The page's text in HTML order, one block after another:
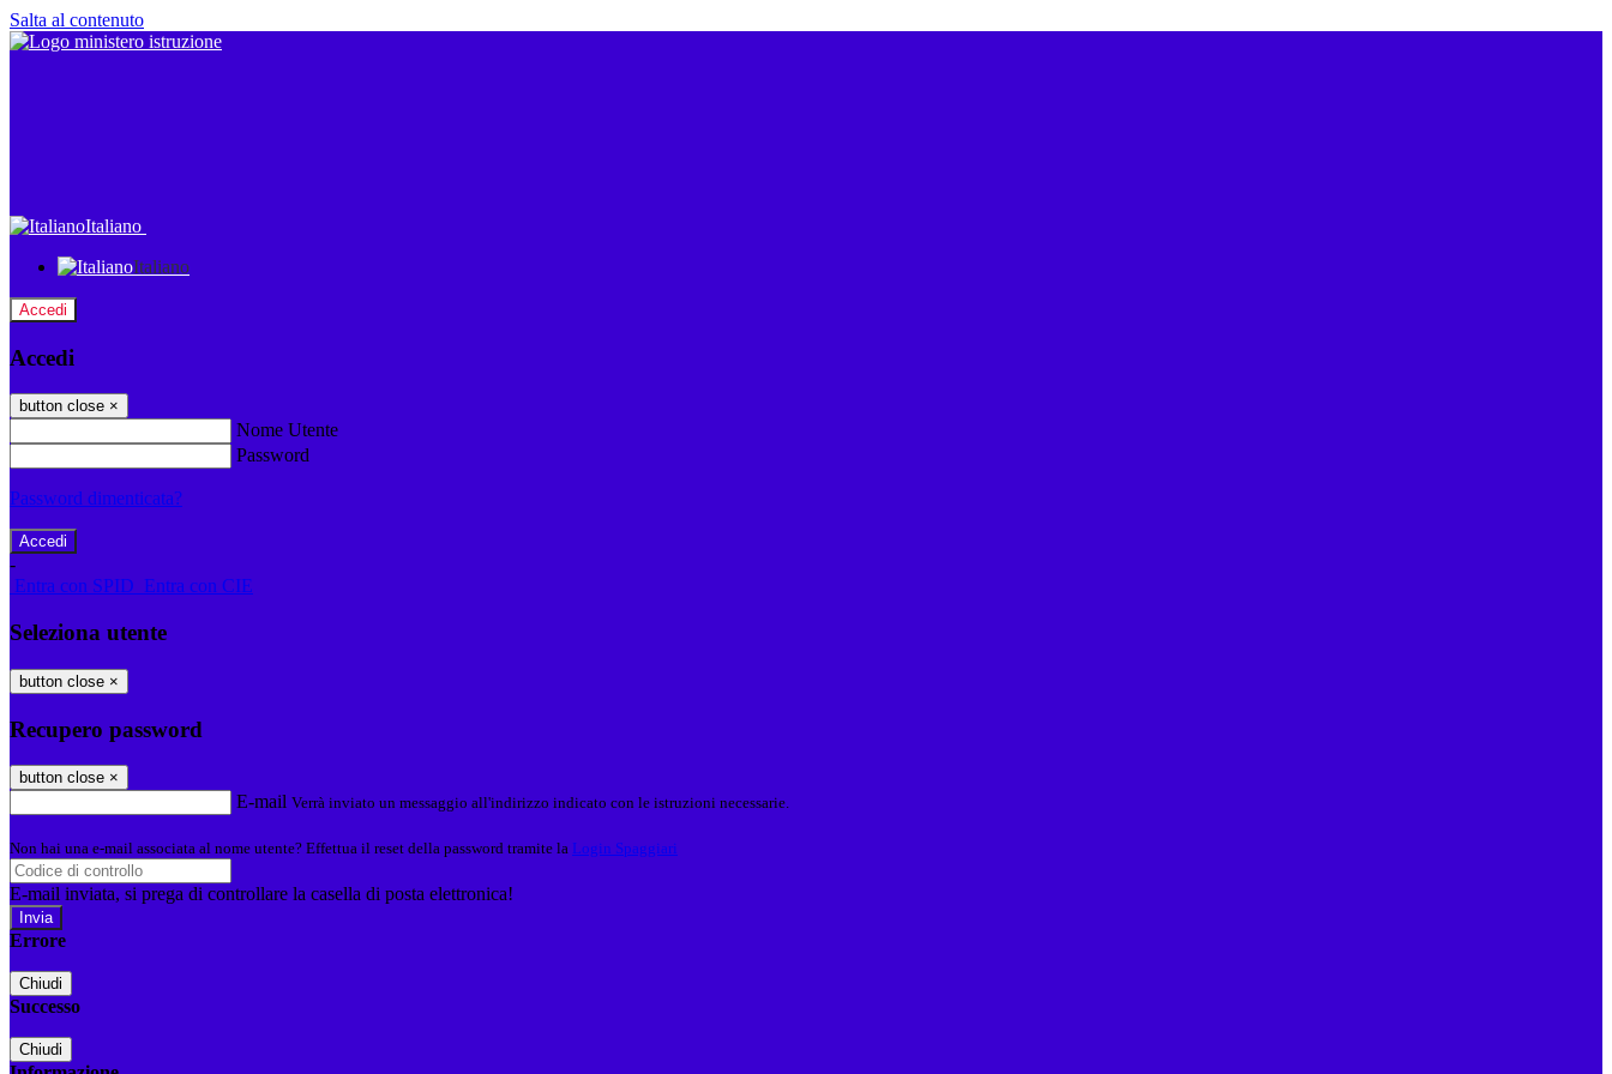
Salta al contenuto
Italiano
Italiano
Accedi
Accedi
button close ×
Nome Utente
Password
Password dimenticata?
-
Entra con SPID Entra con CIE
Seleziona utente
button close ×
Recupero password
button close ×
E-mail Verrà inviato un messaggio all'indirizzo indicato con le istruzioni necessarie.
Non hai una e-mail associata al nome utente? Effettua il reset della password tramite la Login Spaggiari
E-mail inviata, si prega di controllare la casella di posta elettronica!
Errore
Chiudi
Successo
Chiudi